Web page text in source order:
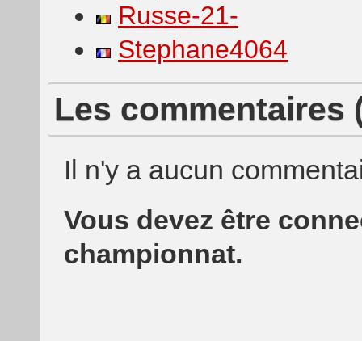
Russe-21-
Stephane4064
Les commentaires
Il n'y a aucun
Vous devez être
championnat.